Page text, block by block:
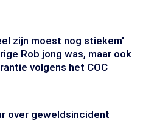
zijn moest nog stiekem'
Rob jong was, maar ook
volgens het COC
over geweldsincident